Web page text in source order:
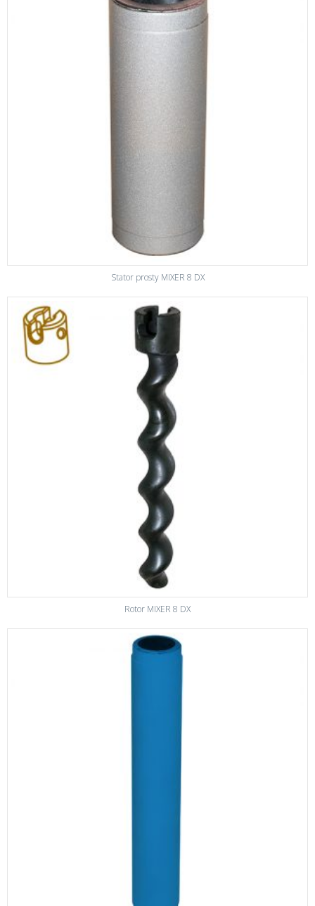
Stator prosty MIXER 8 DX
Rotor MIXER 8 DX